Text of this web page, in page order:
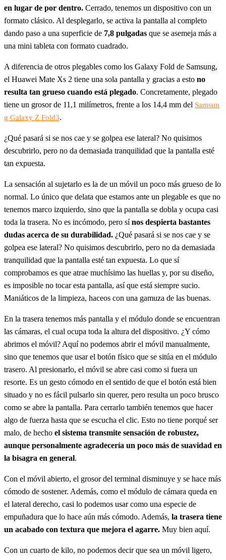
en lugar de por dentro. Cerrado, tenemos un dispositivo con un
formato clásico. Al desplegarlo, se activa la pantalla al completo
dando paso a una superficie de 7,8 pulgadas que se asemeja más a
una mini tableta con formato cuadrado.
A diferencia de otros plegables como los Galaxy Fold de Samsung,
el Huawei Mate Xs 2 tiene una sola pantalla y gracias a esto no
resulta tan grueso cuando está plegado. Concretamente, plegado
tiene un grosor de 11,1 milímetros, frente a los 14,4 mm del Samsun
g Galaxy Z Fold3.
¿Qué pasará si se nos cae y se golpea ese lateral? No quisimos
descubrirlo, pero no da demasiada tranquilidad que la pantalla esté
tan expuesta.
La sensación al sujetarlo es la de un móvil un poco más grueso de lo
normal. Lo único que delata que estamos ante un plegable es que no
tenemos marco izquierdo, sino que la pantalla se dobla y ocupa casi
toda la trasera. No es incómodo, pero sínos despierta bastantes
dudas acerca de su durabilidad. ¿Qué pasará si se nos cae y se
golpea ese lateral? No quisimos descubrirlo, pero no da demasiada
tranquilidad que la pantalla esté tan expuesta. Lo que sí
comprobamos es que atrae muchísimo las huellas y, por su diseño,
es imposible no tocar esta pantalla, así que está siempre sucio.
Maniáticos de la limpieza, haceos con una gamuza de las buenas.
En la trasera tenemos más pantalla y el módulo donde se encuentran
las cámaras, el cual ocupa toda la altura del dispositivo. ¿Y cómo
abrimos el móvil? Aquí no podemos abrir el móvil manualmente,
sino que tenemos que usar el botón físico que se sitúa en el módulo
trasero. Al presionarlo, el móvil se abre casi como si fuera un
resorte. Es un gesto cómodo en el sentido de que el botón está bien
situado y no es fácil pulsarlo sin querer, pero resulta un poco brusco
como se abre la pantalla. Para cerrarlo también tenemos que hacer
algo de fuerza hasta que se escucha el clic. Esto no tiene porqué ser
malo, de hecho el sistema transmite sensación de robustez,
aunque personalmente agradecería un poco más de suavidad en
la bisagra en general.
Con el móvil abierto, el grosor del terminal disminuye y se hace más
cómodo de sostener. Además, como el módulo de cámara queda en
el lateral derecho, casi lo podemos usar como una especie de
empuñadura que lo hace aún más cómodo. Además, la trasera tiene
un acabado con textura que mejora el agarre. Muy bien aquí.
Con un cuarto de kilo, no podemos decir que sea un móvil ligero,